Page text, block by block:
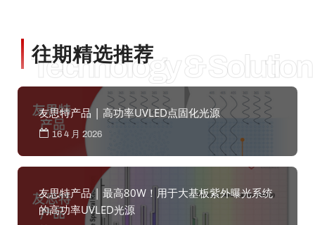
Technology & Solution
往期精选推荐
友思特产品 | 高功率UVLED点固化光源
16 4 月 2026
友思特产品 | 最高80W！用于大基板紫外曝光系统
的高功率UVLED光源